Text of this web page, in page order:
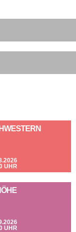
UHR
UHR